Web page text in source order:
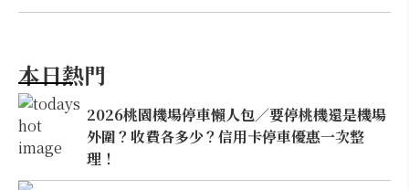
本日熱門
2026桃園機場停車懶人包／要停桃機還是機場
外圍？收費各多少？信用卡停車優惠一次整
理！